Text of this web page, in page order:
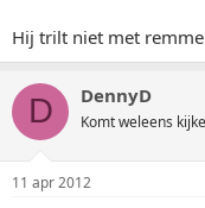
Hij trilt niet met
D DennyD
Komt weleens
11 apr 2012